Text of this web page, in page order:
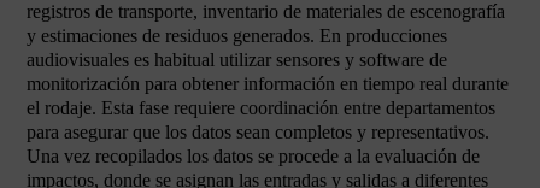
registros de transporte, inventario de materiales de escenografía
y estimaciones de residuos generados. En producciones
audiovisuales es habitual utilizar sensores y software de
monitorización para obtener información en tiempo real durante
el rodaje. Esta fase requiere coordinación entre departamentos
para asegurar que los datos sean completos y representativos.
Una vez recopilados los datos se procede a la evaluación de
impactos, donde se asignan las entradas y salidas a diferentes